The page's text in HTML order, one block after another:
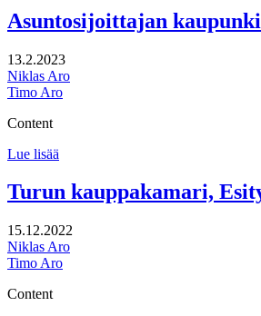
toimialuekohtaiset
väestöennusteet
Asuntosijoittajan
13.2.2023
Niklas Aro
Timo Aro
Content
Lue lisää
2023
Turun kauppakamari,
15.12.2022
Niklas Aro
Timo Aro
Content